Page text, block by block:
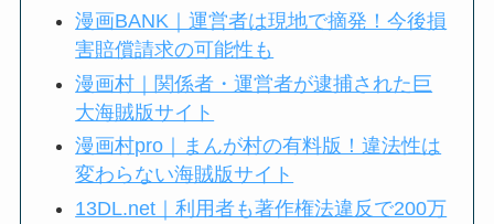
漫画BANK｜運営者は現地で摘発！今後損
害賠償請求の可能性も
漫画村｜関係者・運営者が逮捕された巨
大海賊版サイト
漫画村pro｜まんが村の有料版！違法性は
変わらない海賊版サイト
13DL.net｜利用者も著作権法違反で200万